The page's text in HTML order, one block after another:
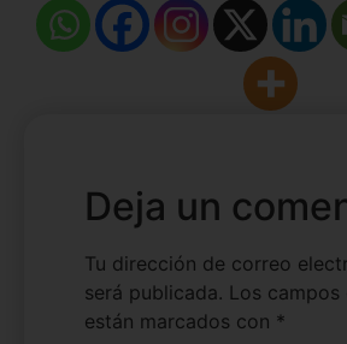
Deja un
Tu dirección de correo
será publicada. Los
están marcados con *